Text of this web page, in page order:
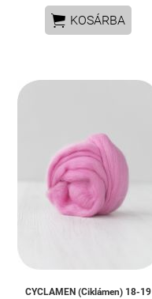
 KOSÁRBA
CYCLAMEN (Ciklámen) 18-19